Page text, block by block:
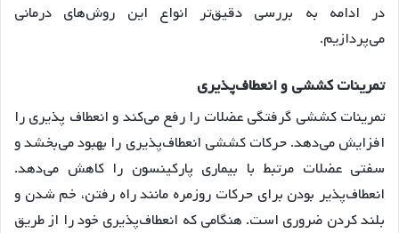
در ادامه به بررسی دقیق‌تر انواع این روش‌های درمانی
می‌پردازیم.
تمرینات کششی و انعطاف‌پذیری
تمرینات کششی گرفتگی عضلات را رفع می‌کند و انعطاف پذیری را
افزایش می‌دهد. حرکات کششی انعطاف‌پذیری را بهبود می‌بخشد و
سفتی عضلات مرتبط با بیماری پارکینسون را کاهش می‌دهد.
انعطاف‌پذیر بودن برای حرکات روزمره مانند راه رفتن، خم شدن و
بلند کردن ضروری است. هنگامی که انعطاف‌پذیری خود را از طریق